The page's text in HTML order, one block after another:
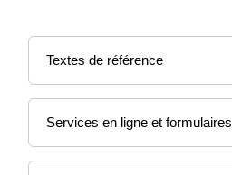
Textes de référence
Services en ligne et formulaires